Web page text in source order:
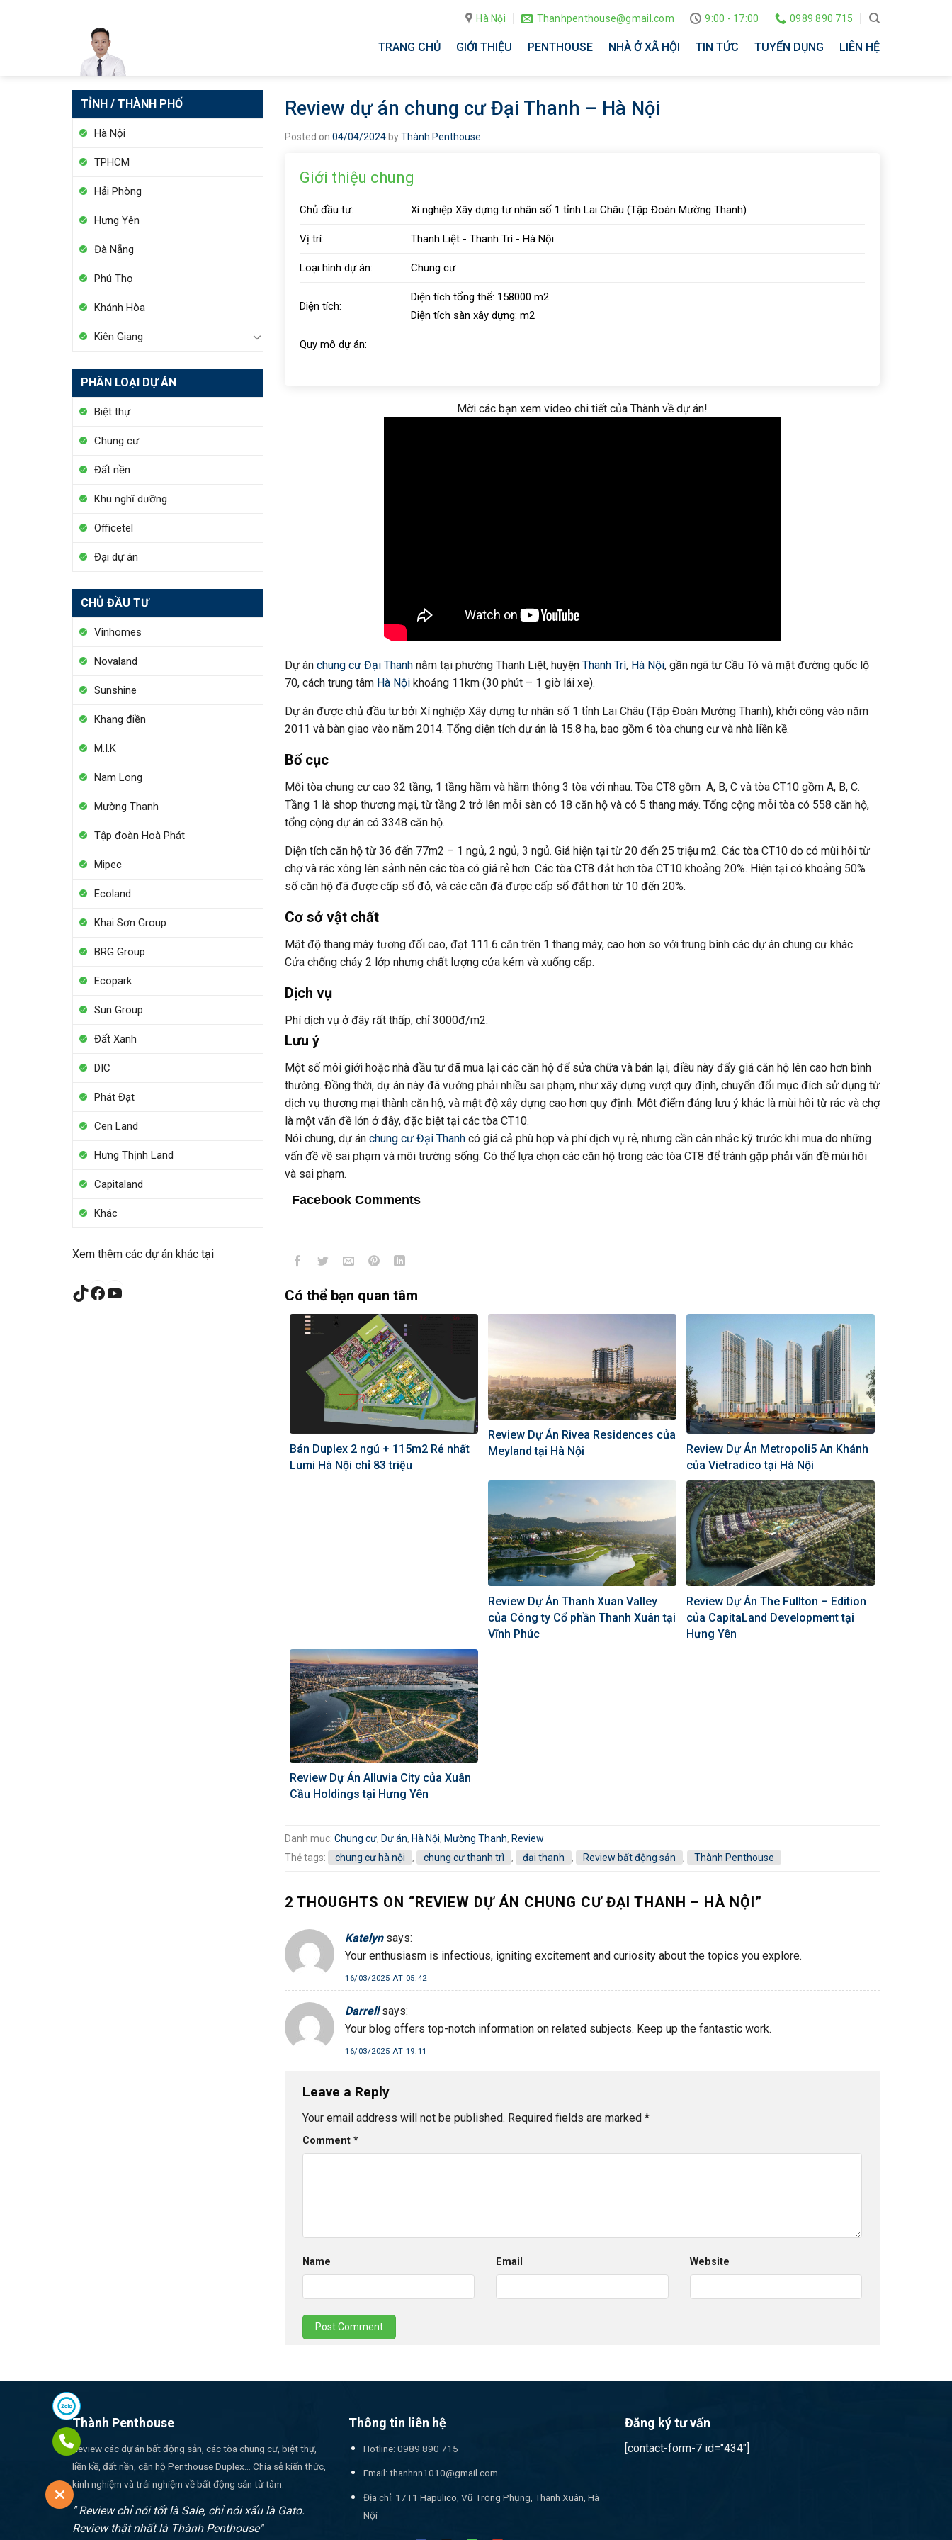
Hà Nội Thanhpenthouse@gmail.com 9:00 - 17:00 0989 890 715
TRANG CHỦ GIỚI THIỆU PENTHOUSE NHÀ Ở XÃ HỘI TIN TỨC TUYỂN DỤNG LIÊN HỆ
TỈNH / THÀNH PHỐ
Hà Nội
TPHCM
Hải Phòng
Hưng Yên
Đà Nẵng
Phú Thọ
Khánh Hòa
Kiên Giang
PHÂN LOẠI DỰ ÁN
Biệt thự
Chung cư
Đất nền
Khu nghĩ dưỡng
Officetel
Đại dự án
CHỦ ĐẦU TƯ
Vinhomes
Novaland
Sunshine
Khang điền
M.I.K
Nam Long
Mường Thanh
Tập đoàn Hoà Phát
Mipec
Ecoland
Khai Sơn Group
BRG Group
Ecopark
Sun Group
Đất Xanh
DIC
Phát Đạt
Cen Land
Hưng Thịnh Land
Capitaland
Khác
Xem thêm các dự án khác tại
TikTok
Facebook
Review dự án chung cư Đại Thanh – Hà Nội
Posted on 04/04/2024 byThành Penthouse
Giới thiệu chung
Chủ đầu tư: Xí nghiệp Xây dựng tư nhân số 1 tỉnh Lai Châu (Tập Đoàn Mường Thanh)
Vị trí: Thanh Liệt - Thanh Trì - Hà Nội
Loại hình dự án: Chung cư
Diện tích:
Diện tích tổng thể: 158000 m2
Diện tích sàn xây dựng: m2
Quy mô dự án:
Mời các bạn xem video chi tiết của Thành về dự án!
Dự án chung cư Đại Thanh nằm tại phường Thanh Liệt, huyện Thanh Trì, Hà Nội, gần ngã tư Cầu Tó và mặt đường quốc lộ
70, cách trung tâm Hà Nội khoảng 11km (30 phút – 1 giờ lái xe).
Dự án được chủ đầu tư bởi Xí nghiệp Xây dựng tư nhân số 1 tỉnh Lai Châu (Tập Đoàn Mường Thanh), khởi công vào năm
2011 và bàn giao vào năm 2014. Tổng diện tích dự án là 15.8 ha, bao gồm 6 tòa chung cư và nhà liền kề.
Bố cục
Mỗi tòa chung cư cao 32 tầng, 1 tầng hầm và hầm thông 3 tòa với nhau. Tòa CT8 gồm A, B, C và tòa CT10 gồm A, B, C.
Tầng 1 là shop thương mại, từ tầng 2 trở lên mỗi sàn có 18 căn hộ và có 5 thang máy. Tổng cộng mỗi tòa có 558 căn hộ,
tổng cộng dự án có 3348 căn hộ.
Diện tích căn hộ từ 36 đến 77m2 – 1 ngủ, 2 ngủ, 3 ngủ. Giá hiện tại từ 20 đến 25 triệu m2. Các tòa CT10 do có mùi hôi từ
chợ và rác xông lên sảnh nên các tòa có giá rẻ hơn. Các tòa CT8 đắt hơn tòa CT10 khoảng 20%. Hiện tại có khoảng 50%
số căn hộ đã được cấp sổ đỏ, và các căn đã được cấp sổ đắt hơn từ 10 đến 20%.
Cơ sở vật chất
Mật độ thang máy tương đối cao, đạt 111.6 căn trên 1 thang máy, cao hơn so với trung bình các dự án chung cư khác.
Cửa chống cháy 2 lớp nhưng chất lượng cửa kém và xuống cấp.
Dịch vụ
Phí dịch vụ ở đây rất thấp, chỉ 3000đ/m2.
Lưu ý
Một số môi giới hoặc nhà đầu tư đã mua lại các căn hộ để sửa chữa và bán lại, điều này đẩy giá căn hộ lên cao hơn bình
thường. Đồng thời, dự án này đã vướng phải nhiều sai phạm, như xây dựng vượt quy định, chuyển đổi mục đích sử dụng từ
dịch vụ thương mại thành căn hộ, và mật độ xây dựng cao hơn quy định. Một điểm đáng lưu ý khác là mùi hôi từ rác và chợ
là một vấn đề lớn ở đây, đặc biệt tại các tòa CT10.
Nói chung, dự án chung cư Đại Thanh có giá cả phù hợp và phí dịch vụ rẻ, nhưng cần cân nhắc kỹ trước khi mua do những
vấn đề về sai phạm và môi trường sống. Có thể lựa chọn các căn hộ trong các tòa CT8 để tránh gặp phải vấn đề mùi hôi
và sai phạm.
Facebook Comments
Có thể bạn quan tâm
Bán Duplex 2 ngủ + 115m2 Rẻ nhất
Lumi Hà Nội chỉ 83 triệu
Review Dự Án Rivea Residences của
Meyland tại Hà Nội
Review Dự Án Metropoli5 An Khánh
của Vietradico tại Hà Nội
Review Dự Án Thanh Xuan Valley
của Công ty Cổ phần Thanh Xuân tại
Vĩnh Phúc
Review Dự Án The Fullton – Edition
của CapitaLand Development tại
Hưng Yên
Review Dự Án Alluvia City của Xuân
Cầu Holdings tại Hưng Yên
Danh mục: Chung cư, Dự án, Hà Nội, Mường Thanh, Review
Thẻ tags:
chung cư hà nội , chung cư thanh trì , đại thanh , Review bất động sản , Thành Penthouse
2 THOUGHTS ON “REVIEW DỰ ÁN CHUNG CƯ ĐẠI THANH – HÀ NỘI”
Katelyn says:
Your enthusiasm is infectious, igniting excitement and curiosity about the topics you explore.
16/03/2025 AT 05:42
Darrell says:
Your blog offers top-notch information on related subjects. Keep up the fantastic work.
16/03/2025 AT 19:11
Leave a Reply
Your email address will not be published. Required fields are marked *
Comment *
Name Email Website
Thành Penthouse
Review các dự án bất động sản, các tòa chung cư, biệt thự,
liền kề, đất nền, căn hộ Penthouse Duplex... Chia sẻ kiến thức,
kinh nghiệm và trải nghiệm về bất động sản từ tâm.
" Review chỉ nói tốt là Sale, chỉ nói xấu là Gato.
Review thật nhất là Thành Penthouse"
Thông tin liên hệ
Hotline: 0989 890 715
Email: thanhnn1010@gmail.com
Địa chỉ: 17T1 Hapulico, Vũ Trọng Phụng, Thanh Xuân, Hà
Nội
Đăng ký tư vấn
[contact-form-7 id="434"]